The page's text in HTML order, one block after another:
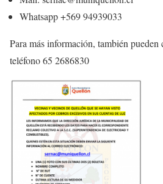
Whatsapp +569 94939033
Para más información, también
teléfono 65 2686830